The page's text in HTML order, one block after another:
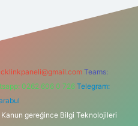
Teams:
0262 606 0 726 Telegram:
Kanun gereğince Bilgi Teknolojileri